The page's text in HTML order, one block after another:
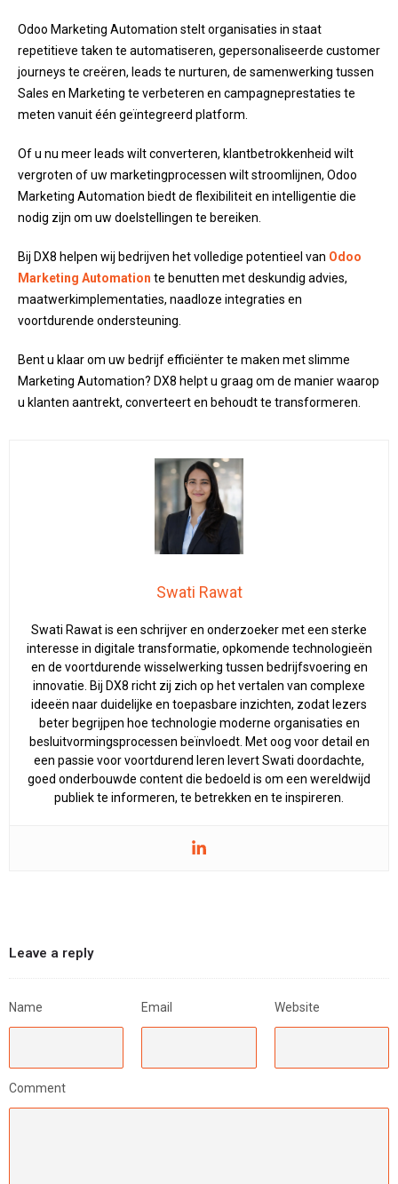
Odoo Marketing Automation stelt organisaties in staat
repetitieve taken te automatiseren, gepersonaliseerde customer
journeys te creëren, leads te nurturen, de samenwerking tussen
Sales en Marketing te verbeteren en campagneprestaties te
meten vanuit één geïntegreerd platform.
Of u nu meer leads wilt converteren, klantbetrokkenheid wilt
vergroten of uw marketingprocessen wilt stroomlijnen, Odoo
Marketing Automation biedt de flexibiliteit en intelligentie die
nodig zijn om uw doelstellingen te bereiken.
Bij DX8 helpen wij bedrijven het volledige potentieel van Odoo
Marketing Automation te benutten met deskundig advies,
maatwerkimplementaties, naadloze integraties en
voortdurende ondersteuning.
Bent u klaar om uw bedrijf efficiënter te maken met slimme
Marketing Automation? DX8 helpt u graag om de manier waarop
u klanten aantrekt, converteert en behoudt te transformeren.
Swati Rawat
Swati Rawat is een schrijver en onderzoeker met een sterke
interesse in digitale transformatie, opkomende technologieën
en de voortdurende wisselwerking tussen bedrijfsvoering en
innovatie. Bij DX8 richt zij zich op het vertalen van complexe
ideeën naar duidelijke en toepasbare inzichten, zodat lezers
beter begrijpen hoe technologie moderne organisaties en
besluitvormingsprocessen beïnvloedt. Met oog voor detail en
een passie voor voortdurend leren levert Swati doordachte,
goed onderbouwde content die bedoeld is om een wereldwijd
publiek te informeren, te betrekken en te inspireren.
Leave a reply
Name Email Website
Comment